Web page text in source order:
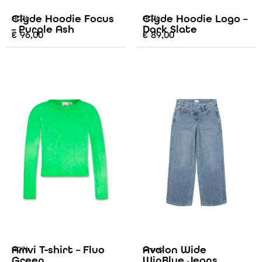
AO76
Clyde Hoodie Focus
– Purple Ash
€ 96,00
AO76
Clyde Hoodie Logo –
Dark Slate
€89,00
AO76
Amvi T-shirt – Fluo
Grunt
Avalon Wide